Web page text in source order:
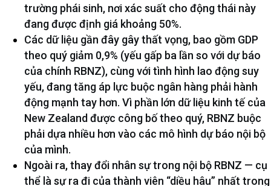
trường phái sinh, nơi xác suất cho động thái này
đang được định giá khoảng 50%.
Các dữ liệu gần đây gây thất vọng, bao gồm GDP
theo quý giảm 0,9% (yếu gấp ba lần so với dự báo
của chính RBNZ), cùng với tình hình lao động suy
yếu, đang tăng áp lực buộc ngân hàng phải hành
động mạnh tay hơn. Vì phần lớn dữ liệu kinh tế của
New Zealand được công bố theo quý, RBNZ buộc
phải dựa nhiều hơn vào các mô hình dự báo nội bộ
của mình.
Ngoài ra, thay đổi nhân sự trong nội bộ RBNZ — cụ
thể là sự ra đi của thành viên “diều hâu” nhất trong